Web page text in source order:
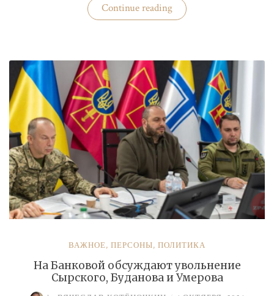
Continue reading«Комитет
ВР
налогов»
ВАЖНОЕ, ПЕРСОНЫ, ПОЛИТИКА
На Банковой обсуждают увольнение
Сырского, Буданова и Умерова